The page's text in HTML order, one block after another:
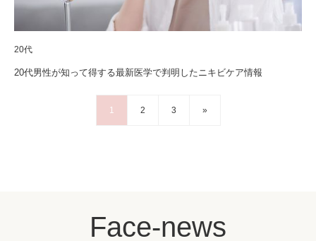
20代
20代男性が知って得する最新医学で判明したニキビケア情報
1 2 3 »
Face-news